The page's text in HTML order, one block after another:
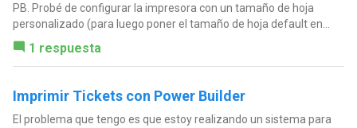
PB. Probé de configurar la impresora con un tamaño de hoja
personalizado (para luego poner el tamaño de hoja default en...
1 respuesta
Imprimir Tickets con Power Builder
El problema que tengo es que estoy realizando un sistema para